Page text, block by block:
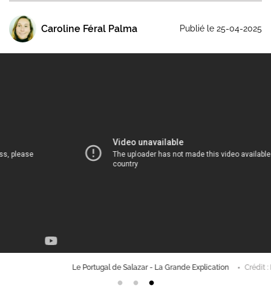
Caroline Féral Palma Publié le 25-04-2025
Le Portugal de Salazar - La Grande Explication Crédit : Lumni